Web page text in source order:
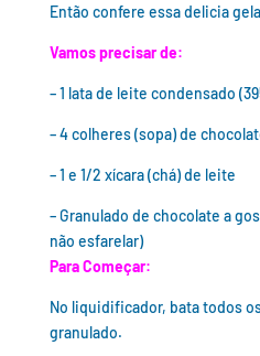
Então confere essa delicia
Vamos precisar de:
– 1 lata de leite condensado
– 4 colheres (sopa) de
– 1 e 1/2 xícara (chá) de leite
– Granulado de chocolate a
não esfarelar)
Para Começar:
No liquidificador, bata todos
granulado.